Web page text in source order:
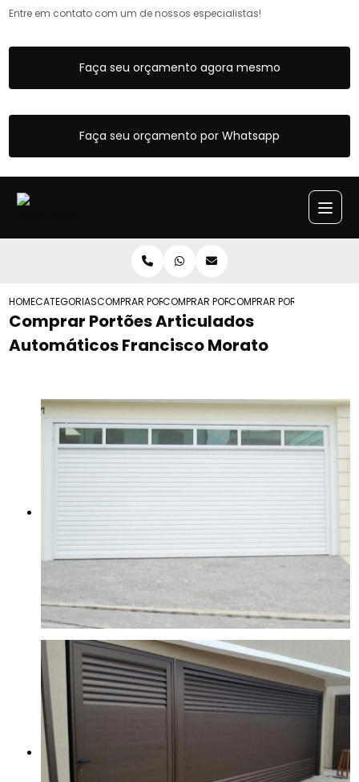
Entre em contato com um de nossos especialistas!
Faça seu orçamento agora mesmo
Faça seu orçamento por Whatsapp
HOMECATEGORIASCOMPRAR PORTOES ARTICULADOS
COMPRAR PORTAO ARTICULADO
COMPRAR PORTOES
Comprar Portões Articulados
Automáticos Francisco Morato